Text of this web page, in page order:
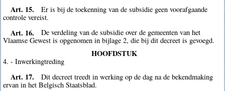
Art. 15.
Er is bij de toekenning van de subsidie geen voorafgaande
controle vereist.
Art. 16.
De verdeling van de subsidie over de gemeenten van het
Vlaamse Gewest is opgenomen in bijlage 2, die bij dit decreet is gevoegd.
HOOFDSTUK
4. - Inwerkingtreding
Art. 17.
Dit decreet treedt in werking op de dag na de bekendmaking
ervan in het Belgisch Staatsblad.